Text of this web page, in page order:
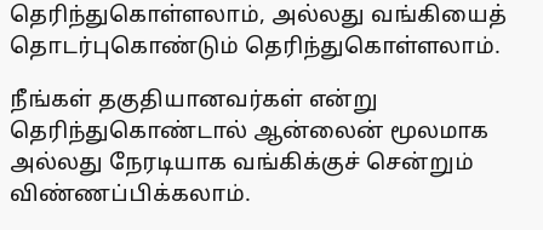
தெரிந்துகொள்ளலாம், அல்லது வங்கியைத்
தொடர்புகொண்டும் தெரிந்துகொள்ளலாம்.
நீங்கள் தகுதியானவர்கள் என்று
தெரிந்துகொண்டால் ஆன்லைன் மூலமாக
அல்லது நேரடியாக வங்கிக்குச் சென்றும்
விண்ணப்பிக்கலாம்.